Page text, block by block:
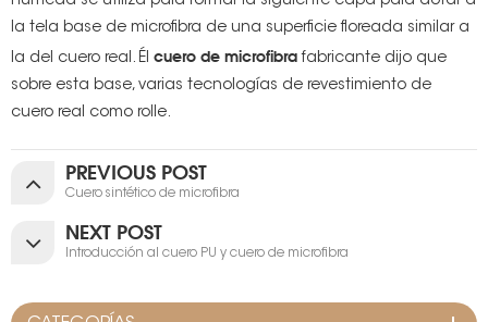
la tela base de microfibra de una superficie floreada similar a
la del cuero real. Él cuero de microfibrafabricante dijo que
sobre esta base, varias tecnologías de revestimiento de
cuero real como rolle.
PREVIOUS POST
Cuero sintético de microfibra
NEXT POST
Introducción al cuero PU y cuero de microfibra